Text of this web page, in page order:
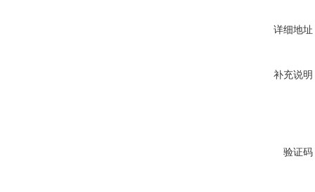
详细地址
补充说明
验证码